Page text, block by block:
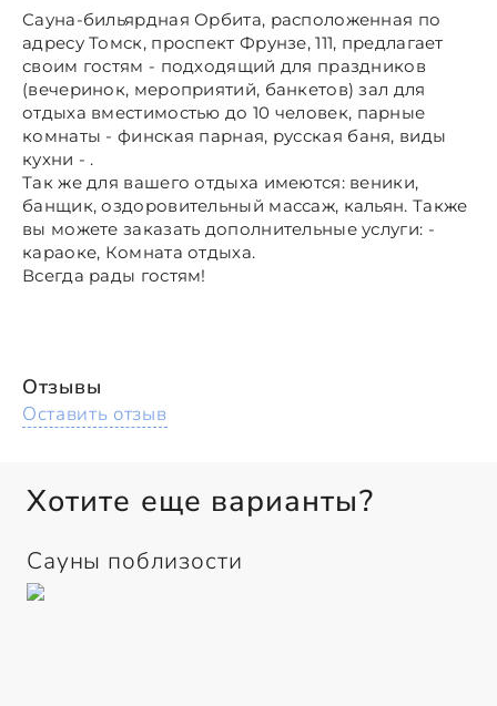
Сауна-бильярдная Орбита, расположенная по
адресу Томск, проспект Фрунзе, 111, предлагает
своим гостям - подходящий для праздников
(вечеринок, мероприятий, банкетов) зал для
отдыха вместимостью до 10 человек, парные
комнаты - финская парная, русская баня, виды
кухни - .
Так же для вашего отдыха имеются: веники,
банщик, оздоровительный массаж, кальян. Также
вы можете заказать дополнительные услуги: -
караоке, Комната отдыха.
Всегда рады гостям!
Отзывы
Оставить отзыв
Хотите еще варианты?
Сауны поблизости